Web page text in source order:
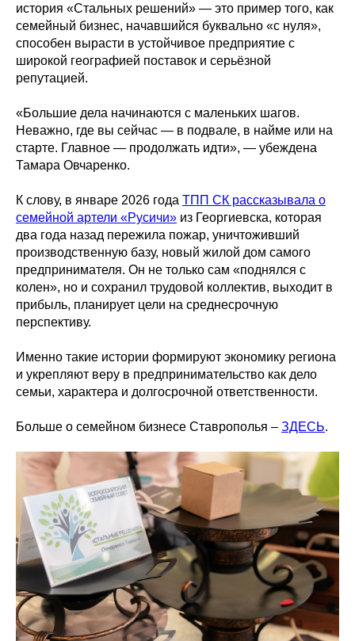
история «Стальных решений» — это пример того, как
семейный бизнес, начавшийся буквально «с нуля»,
способен вырасти в устойчивое предприятие с
широкой географией поставок и серьёзной
репутацией.
«Большие дела начинаются с маленьких шагов.
Неважно, где вы сейчас — в подвале, в найме или на
старте. Главное — продолжать идти», — убеждена
Тамара Овчаренко.
К слову, в январе 2026 года ТПП СК рассказывала о
семейной артели «Русичи» из Георгиевска, которая
два года назад пережила пожар, уничтоживший
производственную базу, новый жилой дом самого
предпринимателя. Он не только сам «поднялся с
колен», но и сохранил трудовой коллектив, выходит в
прибыль, планирует цели на среднесрочную
перспективу.
Именно такие истории формируют экономику региона
и укрепляют веру в предпринимательство как дело
семьи, характера и долгосрочной ответственности.
Больше о семейном бизнесе Ставрополья – ЗДЕСЬ.